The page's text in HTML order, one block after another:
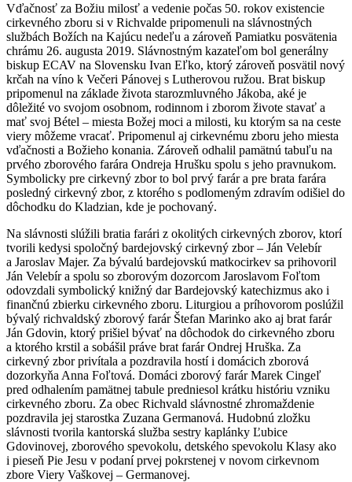
Vďačnosť za Božiu milosť a vedenie počas 50. rokov existencie
cirkevného zboru si v Richvalde pripomenuli na slávnostných
službách Božích na Kajúcu nedeľu a zároveň Pamiatku posvätenia
chrámu 26. augusta 2019. Slávnostným kazateľom bol generálny
biskup ECAV na Slovensku Ivan Eľko, ktorý zároveň posvätil nový
krčah na víno k Večeri Pánovej s Lutherovou ružou. Brat biskup
pripomenul na základe života starozmluvného Jákoba, aké je
dôležité vo svojom osobnom, rodinnom i zborom živote stavať a
mať svoj Bétel – miesta Božej moci a milosti, ku ktorým sa na ceste
viery môžeme vracať. Pripomenul aj cirkevnému zboru jeho miesta
vďačnosti a Božieho konania. Zároveň odhalil pamätnú tabuľu na
prvého zborového farára Ondreja Hrušku spolu s jeho pravnukom.
Symbolicky pre cirkevný zbor to bol prvý farár a pre brata farára
posledný cirkevný zbor, z ktorého s podlomeným zdravím odišiel do
dôchodku do Kladzian, kde je pochovaný.
Na slávnosti slúžili bratia farári z okolitých cirkevných zborov, ktorí
tvorili kedysi spoločný bardejovský cirkevný zbor – Ján Velebír
a Jaroslav Majer. Za bývalú bardejovskú matkocirkev sa prihovoril
Ján Velebír a spolu so zborovým dozorcom Jaroslavom Foľtom
odovzdali symbolický knižný dar Bardejovský katechizmus ako i
finančnú zbierku cirkevného zboru. Liturgiou a príhovorom poslúžil
bývalý richvaldský zborový farár Štefan Marinko ako aj brat farár
Ján Gdovin, ktorý prišiel bývať na dôchodok do cirkevného zboru
a ktorého krstil a sobášil práve brat farár Ondrej Hruška. Za
cirkevný zbor privítala a pozdravila hostí i domácich zborová
dozorkyňa Anna Foľtová. Domáci zborový farár Marek Cingeľ
pred odhalením pamätnej tabule predniesol krátku históriu vzniku
cirkevného zboru. Za obec Richvald slávnostné zhromaždenie
pozdravila jej starostka Zuzana Germanová. Hudobnú zložku
slávnosti tvorila kantorská služba sestry kaplánky Ľubice
Gdovinovej, zborového spevokolu, detského spevokolu Klasy ako
i pieseň Pie Jesu v podaní prvej pokrstenej v novom cirkevnom
zbore Viery Vaškovej – Germanovej.